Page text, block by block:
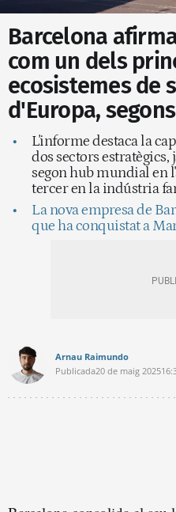
Barcelona
com un dels
ecosistemes de
d'Europa,
L'informe destaca la
dos sectors estratègics,
segon hub mundial en
tercer en la indústria
La nova empresa de
que ha conquistat a
Arnau Raimundo
Publicada20 de maig 2025